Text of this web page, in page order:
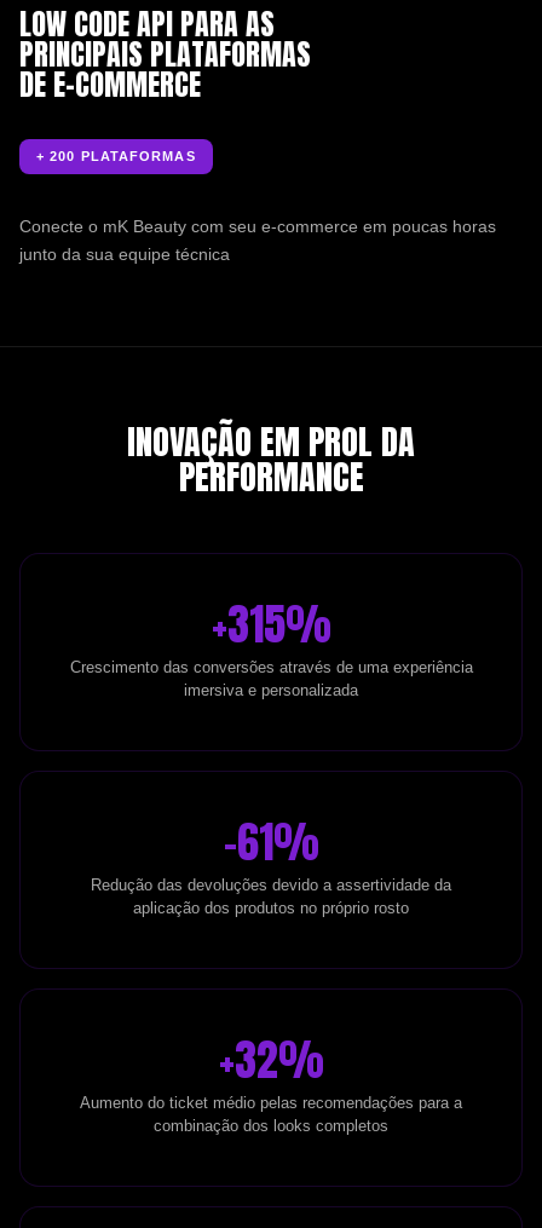
LOW CODE API PARA AS
PRINCIPAIS PLATAFORMAS
DE E-COMMERCE
+ 200 PLATAFORMAS
Conecte o mK Beauty com seu e-commerce em poucas horas
junto da sua equipe técnica
INOVAÇÃO EM PROL DA
PERFORMANCE
+315%
Crescimento das conversões através de uma experiência
imersiva e personalizada
-61%
Redução das devoluções devido a assertividade da
aplicação dos produtos no próprio rosto
+32%
Aumento do ticket médio pelas recomendações para a
combinação dos looks completos